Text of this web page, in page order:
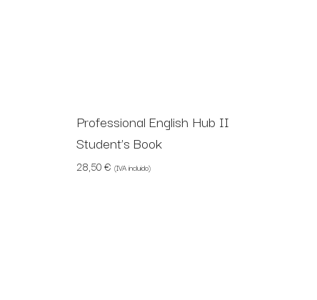
Professional English Hub II
Student’s Book
28,50€ (IVA incluido)